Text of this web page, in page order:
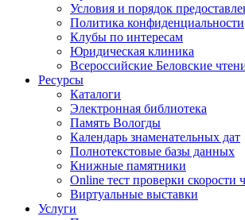
Условия и порядок
Политика конфиденциальности
Клубы по интересам
Юридическая клиника
Всероссийские Беловские
Ресурсы
Каталоги
Электронная библиотека
Память Вологды
Календарь знаменательных дат
Полнотекстовые базы данных
Книжные памятники
Online тест проверки скорости
Виртуальные выставки
Услуги